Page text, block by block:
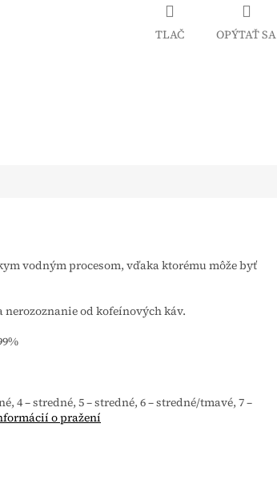
TLAČ OPÝTAŤ SA
vodným procesom, vďaka ktorému môže byť
od kofeínových káv.
4 – stredné, 5 – stredné, 6 – stredné/tmavé, 7 –
o pražení